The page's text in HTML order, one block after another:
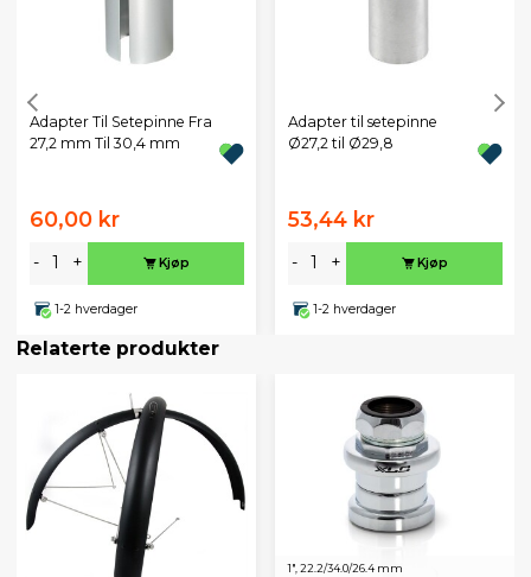
Adapter Til Setepinne Fra
27,2 mm Til 30,4 mm
60,00 kr
- + Kjøp
1-2 hverdager
Adapter til setepinne
Ø27,2 til Ø29,8
53,44 kr
- + Kjøp
1-2 hverdager
Relaterte produkter
1", 22.2/34.0/26.4 mm